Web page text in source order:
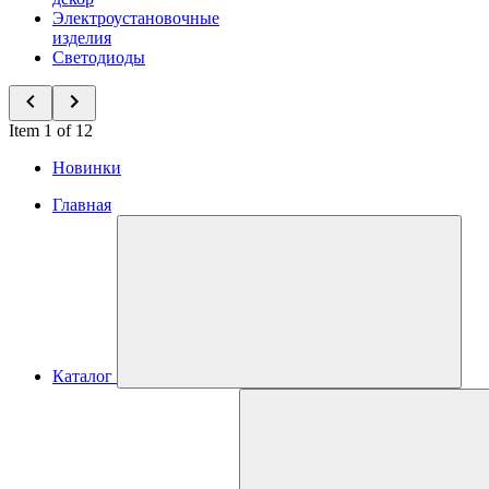
Электроустановочные
изделия
Светодиоды
Item 1 of 12
Новинки
Главная
Каталог